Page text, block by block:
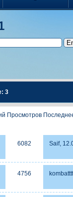
3
Просмотров
6082 Saif,
4756